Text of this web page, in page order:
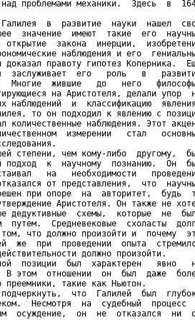
над проблемами механики.  Здесь  в
в  развитие  науки  нашел
значение  имеют  такие  его
открытие  закона  инерции,
наблюдения и его
правоту гипотез Коперника.
заслуживает  его   роль   в
Многие  жившие   до   него
на Аристотеля, делали упор
наблюдений  и  классификацию
то он подходил к явлению с
количественные наблюдения. Этот
измерении   стал
степени, чем кому-либо  другому,
подход  к  научному  познанию.  Он
на   необходимости
от представления,  что
при опоре  на  авторитет,  будь
Аристотеля. Он также не
дедуктивные  схемы,  которые  не
путем.  Средневековые  схоласты
том, что должно произойти и  почему
же  при  проведении  опыта
должно произойти.
позиции  был  характерен   явно
В этом  отношении  он  был  даже
преемники, такие как Ньютон.
что  Галилей  был
Несмотря  на  судебный  процесс
осуждение,  он  не  отказался  ни